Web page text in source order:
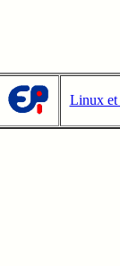
Linux et